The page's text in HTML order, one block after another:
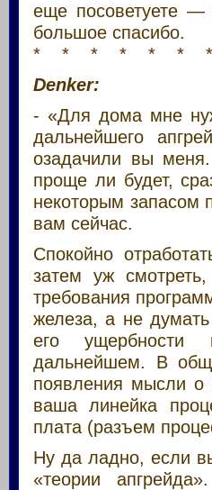
еще посоветуете —
большое спасибо.
* * * * * *
Denker:
- «Для дома мне
дальнейшего
озадачили вы
проще ли будет,
некоторым запасом
вам сейчас.
Спокойно
затем уж
требования
железа, а не
его ущербности
дальнейшем. В
появления мысли о
ваша линейка
плата (разъем
Ну да ладно, если
«теории